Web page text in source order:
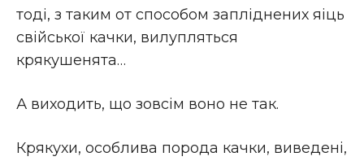
тодi, з таким от способом заплiднених яіць
свiйської качки, вилупляться
крякушенята…
А виходить, що зовсiм воно не так.
Крякухи, особлива порода качки, виведенi,